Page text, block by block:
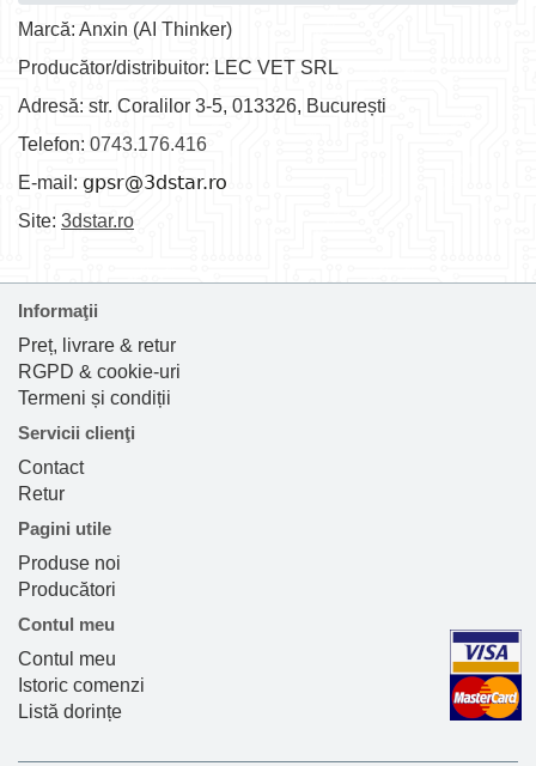
Marcă: Anxin (AI Thinker)
Producător/distribuitor: LEC VET SRL
Adresă: str. Coralilor 3-5, 013326, București
Telefon: 0743.176.416
E-mail:
Site: 3dstar.ro
Informaţii
Preț, livrare & retur
RGPD & cookie-uri
Termeni și condiții
Servicii clienţi
Contact
Retur
Pagini utile
Produse noi
Producători
Contul meu
Contul meu
Istoric comenzi
Listă dorințe